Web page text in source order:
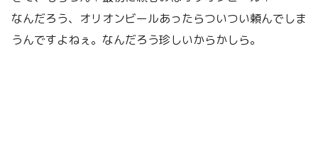
なんだろう、オリオンビールあったらついつい頼んでしま
うんですよねぇ。なんだろう珍しいからかしら。